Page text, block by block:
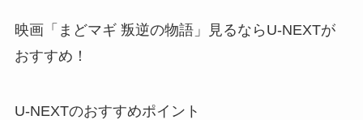
映画「まどマギ 叛逆の物語」見るならU-NEXTが
おすすめ！
U-NEXTのおすすめポイント